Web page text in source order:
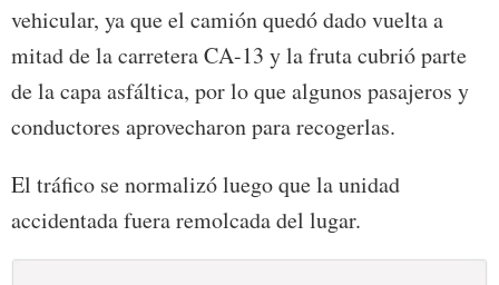
vehicular, ya que el camión quedó dado vuelta a
mitad de la carretera CA-13 y la fruta cubrió parte
de la capa asfáltica, por lo que algunos pasajeros y
conductores aprovecharon para recogerlas.
El tráfico se normalizó luego que la unidad
accidentada fuera remolcada del lugar.